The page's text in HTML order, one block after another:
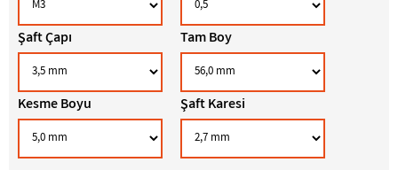
Şaft Çapı Tam Boy
Kesme Boyu Şaft Karesi